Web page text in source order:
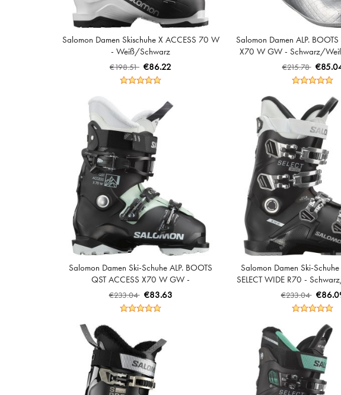
Salomon Damen Skischuhe X ACCESS 70 W
- Weiß/Schwarz
€198.51 €86.22
Salomon Damen ALP.
X70 W GW - Schwarz/
€215.78
Salomon Damen Ski-Schuhe ALP. BOOTS
QST ACCESS X70 W GW -
Schwarz/Weißmoos/Silber Metallic
€233.04 €83.63
Salomon Damen Ski-Schuhe
SELECT WIDE R70 -
Metallic
€233.04